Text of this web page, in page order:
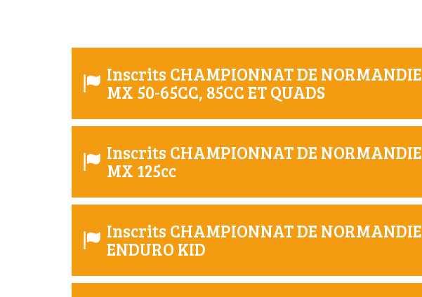
Inscrits CHAMPIONNAT DE NORMANDIE
MX 50-65CC, 85CC ET QUADS
Inscrits CHAMPIONNAT DE NORMANDIE
MX 125cc
Inscrits CHAMPIONNAT DE NORMANDIE
ENDURO KID